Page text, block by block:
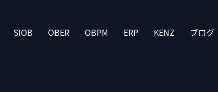
SIOB OBER OBPM ERP KENZ ブログ